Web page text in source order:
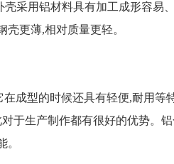
采用铝材料具有加工成形容易
更薄,相对质量更轻。
的时候还具有轻便,耐用等特点
生产制作都有很好的优势。
。